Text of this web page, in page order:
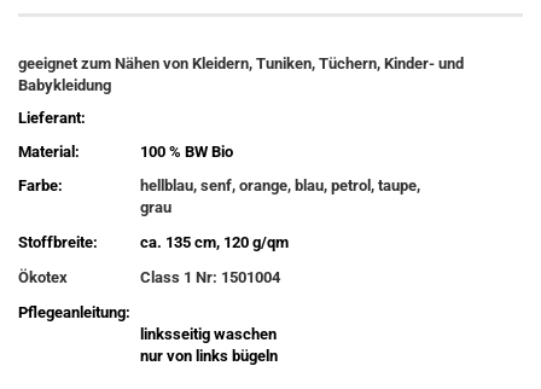
geeignet zum Nähen von Kleidern, Tuniken, Tüchern, Kinder- und
Babykleidung
Lieferant:
Material:
100 % BW Bio
Farbe:
hellblau, senf, orange, blau, petrol, taupe,
grau
Stoffbreite:
ca. 135 cm, 120 g/qm
Ökotex
Class 1 Nr: 1501004
Pflegeanleitung:
linksseitig waschen
nur von links bügeln